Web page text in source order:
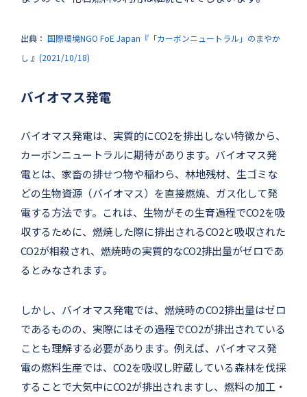
出典： 国際環境NGO FoE Japan『「カーボンニュートラル」のまやか
し 』(2021/10/18)
バイオマス発電
バイオマス発電は、実質的にCO2を排出しない特徴から、
カーボンニュートラルに期待があります。バイオマス発
電とは、家畜の排せつ物や稲わら、林地残材、生ゴミな
どの生物資源（バイオマス）を直接燃焼、ガス化して発
電する方法です。これは、生物がその生育過程でCO2を吸
収するために、燃焼した際に排出されるCO2と吸収された
CO2が相殺され、燃焼時の実質的なCO2排出量がゼロであ
るとみなされます。
しかし、バイオマス発電では、燃焼時のCO2排出量はゼロ
であるものの、実際にはその過程でCO2が排出されている
ことも理解する必要があります。例えば、バイオマス発
電の燃料生産では、CO2を吸収し貯蔵している森林を伐採
することで大気中にCO2が排出されますし、燃料の加工・